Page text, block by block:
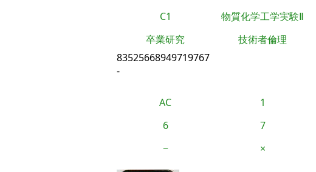
C1 物質化学工学実験Ⅱ
卒業研究
技術者倫理
83525668949719767
-
AC 1
6
7
−
×